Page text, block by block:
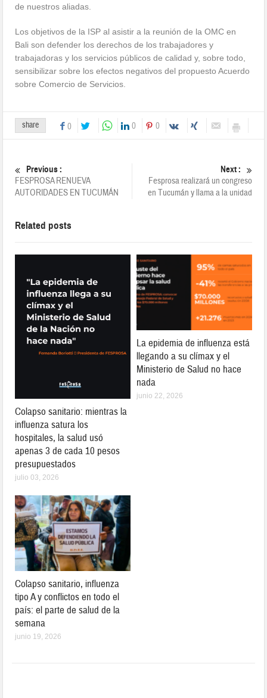
de nuestros aliadas.
Los objetivos de la ISP al asistir a la reunión de la OMC en
Bali son defender los derechos de los trabajadores y
trabajadoras y los servicios públicos de calidad y, sobre todo,
sensibilizar sobre los efectos negativos del propuesto Acuerdo
sobre Comercio de Servicios.
share 0 0 0
Previous :
FESPROSA RENUEVA
AUTORIDADES EN TUCUMÁN
Next :
Fesprosa realizará un congreso
en Tucumán y llama a la unidad
Related posts
Colapso sanitario: mientras la
influenza satura los
hospitales, la salud usó
apenas 3 de cada 10 pesos
presupuestados
julio 03, 2026
La epidemia de influenza está
llegando a su clímax y el
Ministerio de Salud no hace
nada
junio 22, 2026
Colapso sanitario, influenza
tipo A y conflictos en todo el
país: el parte de salud de la
semana
junio 19, 2026